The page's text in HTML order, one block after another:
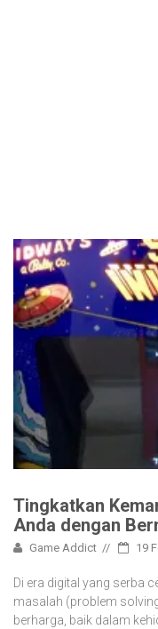
Tingkatkan
Anda dengan
Game Addict 19
Di era digital yang serba
masalah (problem
berharga, baik dalam